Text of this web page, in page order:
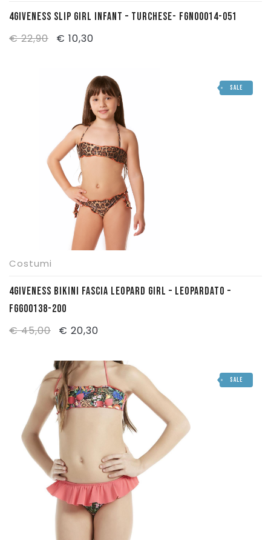
4GIVENESS SLIP GIRL INFANT – TURCHESE- FGN00014-051
€22,90
Il
originale
€ 22,90.
€ 10,30
attuale
è:
€ 10,30.
SALE
Costumi
4GIVENESS BIKINI FASCIA LEOPARD GIRL – LEOPARDATO –
FGG00138-200
€45,00
Il
originale
era:
€ 45,00.
€ 20,30
attuale
è:
€ 20,30.
SALE